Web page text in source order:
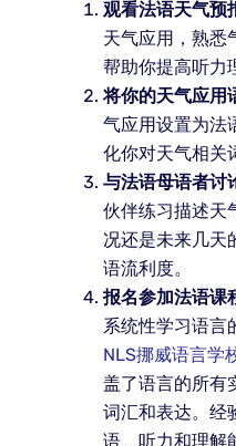
观看法语天气预
天气应用，熟悉
帮助你提高听力
将你的天气应用
气应用设置为法
化你对天气相关
与法语母语者讨
伙伴练习描述天
况还是未来几天
语流利度。
报名参加法语课
系统性学习语言
NLS挪威语言学
盖了语言的所有
词汇和表达。经
语、听力和理解